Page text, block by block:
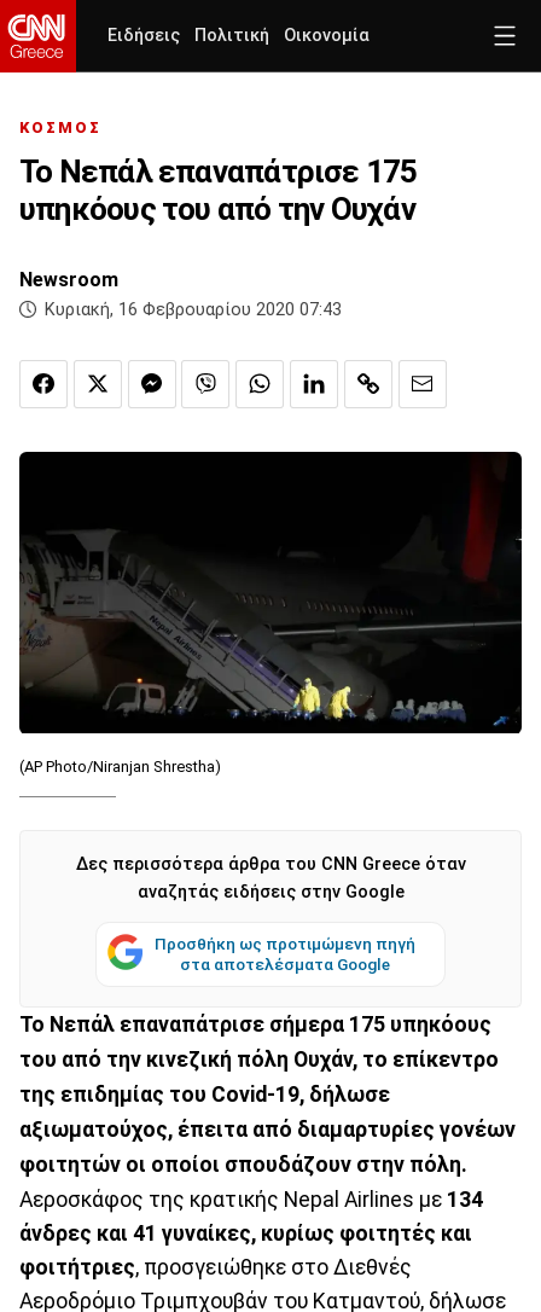
Ειδήσεις Πολιτική Οικονομία
ΚΟΣΜΟΣ
Το Νεπάλ επαναπάτρισε 175
υπηκόους του από την Ουχάν
Newsroom
Κυριακή, 16 Φεβρουαρίου 2020 07:43
(AP Photo/Niranjan Shrestha)
Δες περισσότερα άρθρα του CNN Greece όταν
αναζητάς ειδήσεις στην Google
Προσθήκη ως προτιμώμενη πηγή
στα αποτελέσματα Google
Το Νεπάλ επαναπάτρισε σήμερα 175 υπηκόους
του από την κινεζική πόλη Ουχάν, το επίκεντρο
της επιδημίας του Covid-19, δήλωσε
αξιωματούχος, έπειτα από διαμαρτυρίες γονέων
φοιτητών οι οποίοι σπουδάζουν στην πόλη.
Αεροσκάφος της κρατικής Nepal Airlines με 134
άνδρες και 41 γυναίκες, κυρίως φοιτητές και
φοιτήτριες, προσγειώθηκε στο Διεθνές
Αεροδρόμιο Τριμπχουβάν του Κατμαντού, δήλωσε